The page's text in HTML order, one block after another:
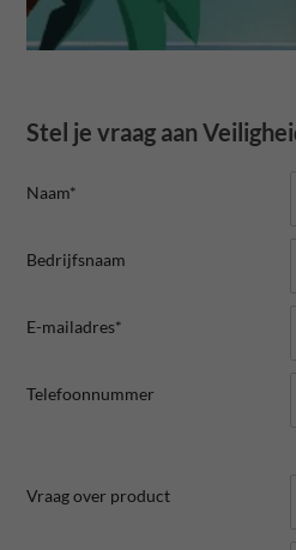
Stel je vraag aan
Naam*
Bedrijfsnaam
E-mailadres*
Telefoonnummer
Vraag over product